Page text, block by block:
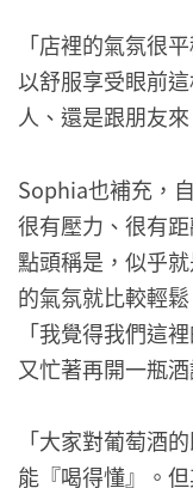
「店裡的氣氛很
以舒服享受眼前
人、還是跟朋友
Sophia也補充，
很有壓力、很有
點頭稱是，似乎
的氣氛就比較輕
「我覺得我們這
又忙著再開一瓶
「大家對葡萄酒
能『喝得懂』。